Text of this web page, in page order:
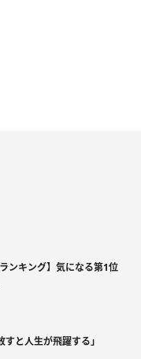
ンキング】気になる第1位
と人生が飛躍する」